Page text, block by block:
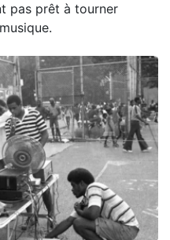
pas prêt à tourner